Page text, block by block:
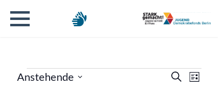
Veranstaltungen Suche
Liste
Anstehende